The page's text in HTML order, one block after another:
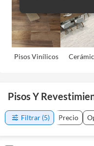
Pisos Viní­licos
Pisos Y
Filtrar (5) Precio